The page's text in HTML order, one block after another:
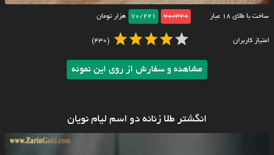
ساخت با طلای ۱۸ عیار 70/321
70/221 هزار تومان
امتیاز کاربران (430)
مشاهده و سفارش از روی این نمونه
انگشتر طلا زنانه دو اسم لیام نویان